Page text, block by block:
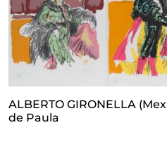
ALBERTO GIRONELLA
de Paula